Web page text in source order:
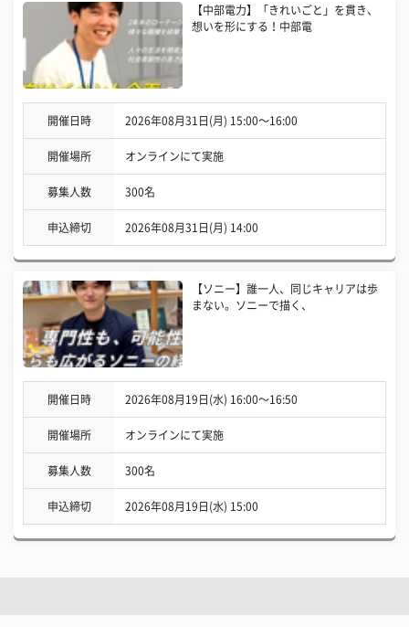
【中部電力】「きれいごと」を貫き、
想いを形にする！中部電
開催日時 2026年08月31日(月) 15:00〜16:00
開催場所 オンラインにて実施
募集人数 300名
申込締切 2026年08月31日(月) 14:00
【ソニー】誰一人、同じキャリアは歩
まない。ソニーで描く、
開催日時 2026年08月19日(水) 16:00〜16:50
開催場所 オンラインにて実施
募集人数 300名
申込締切 2026年08月19日(水) 15:00